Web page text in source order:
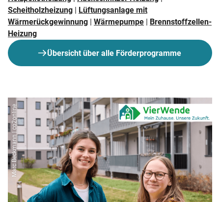
Scheitholzheizung
Lüftungsanlage mit
Wärmerückgewinnung
Wärmepumpe
Brennstoffzellen-
Heizung
Übersicht über alle Förderprogramme
Marc Beckmann | co2online